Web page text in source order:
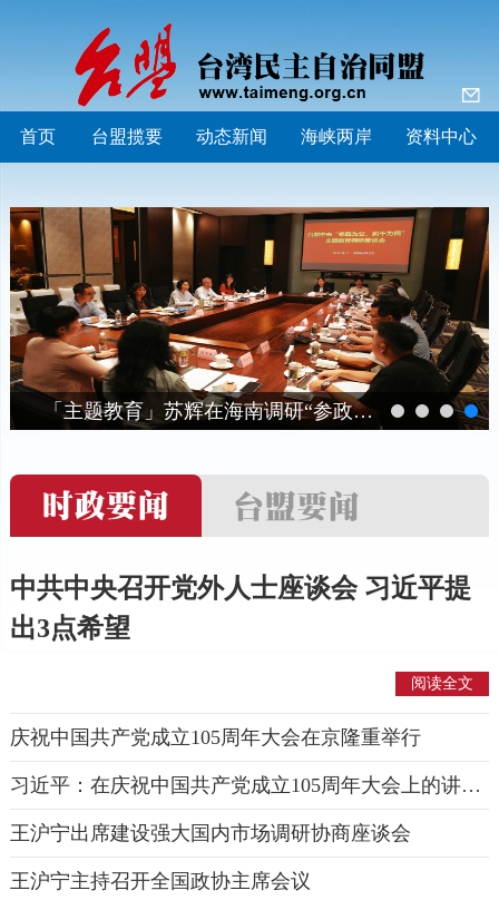
首页 台盟揽要 动态新闻 海峡两岸 资料中心
「主题教育」苏辉在海南调研“参政为公、实干为民”主题教育开展情况
中共中央召开党外人士座谈会 习近平提
出3点希望
阅读全文
庆祝中国共产党成立105周年大会在京隆重举行
习近平：在庆祝中国共产党成立105周年大会上的讲话（现场实录）
王沪宁出席建设强大国内市场调研协商座谈会
王沪宁主持召开全国政协主席会议